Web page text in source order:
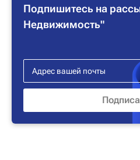
Подпишитесь на
Недвижимость"